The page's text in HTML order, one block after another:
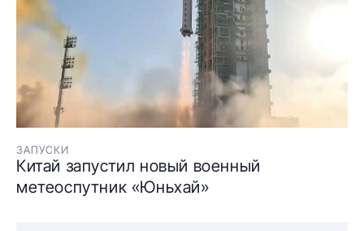
ЗАПУСКИ
Китай запустил новый военный
метеоспутник «Юньхай»